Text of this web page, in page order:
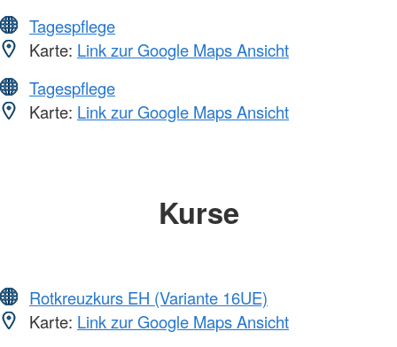
Tagespflege
Karte: Link zur Google Maps Ansicht
Tagespflege
Karte: Link zur Google Maps Ansicht
Kurse
Rotkreuzkurs EH (Variante 16UE)
Karte: Link zur Google Maps Ansicht